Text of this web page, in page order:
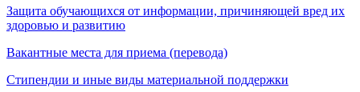
Защита обучающихся от информации, причиняющей вред их
здоровью и развитию
Вакантные места для приема (перевода)
Стипендии и иные виды материальной поддержки